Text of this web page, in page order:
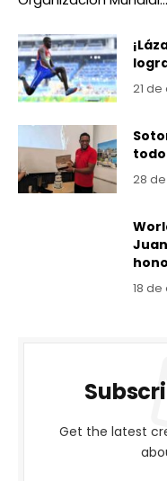
21
28
18
Get the latest